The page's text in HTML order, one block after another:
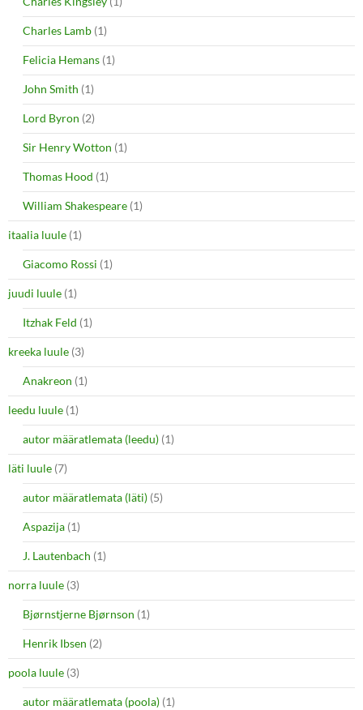
Charles Lamb (1)
Felicia Hemans (1)
John Smith (1)
Lord Byron (2)
Sir Henry Wotton (1)
Thomas Hood (1)
William Shakespeare (1)
itaalia luule (1)
Giacomo Rossi (1)
juudi luule (1)
Itzhak Feld (1)
kreeka luule (3)
Anakreon (1)
leedu luule (1)
autor määratlemata (leedu) (1)
läti luule (7)
autor määratlemata (läti) (5)
Aspazija (1)
J. Lautenbach (1)
norra luule (3)
Bjørnstjerne Bjørnson (1)
Henrik Ibsen (2)
poola luule (3)
autor määratlemata (poola) (1)